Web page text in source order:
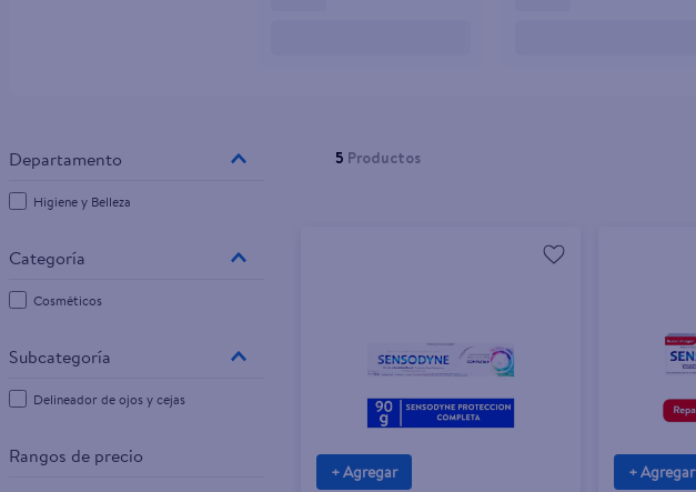
Higiene y Belleza
Cosméticos
Delineador de ojos y cejas
Rangos de precio
5 Productos
+ Agregar + Agregar